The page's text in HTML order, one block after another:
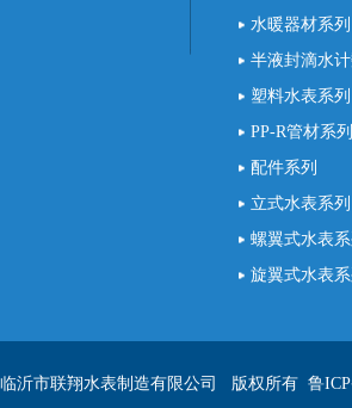
水暖器材系列
半液封滴水
表
塑料水表系列
PP-R管材系列
配件系列
立式水表系列
螺翼式水表系
旋翼式水表系
临沂市联翔水表制造有限公司 版权所有 鲁